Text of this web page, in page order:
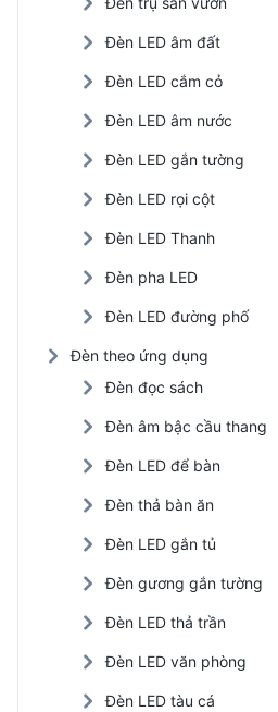
Đèn LED âm đất
Đèn LED cắm cỏ
Đèn LED âm nước
Đèn LED gắn tường
Đèn LED rọi cột
Đèn LED Thanh
Đèn pha LED
Đèn LED đường phố
Đèn theo ứng dụng
Đèn đọc sách
Đèn âm bậc cầu thang
Đèn LED để bàn
Đèn thả bàn ăn
Đèn LED gắn tủ
Đèn gương gắn tường
Đèn LED thả trần
Đèn LED văn phòng
Đèn LED tàu cá